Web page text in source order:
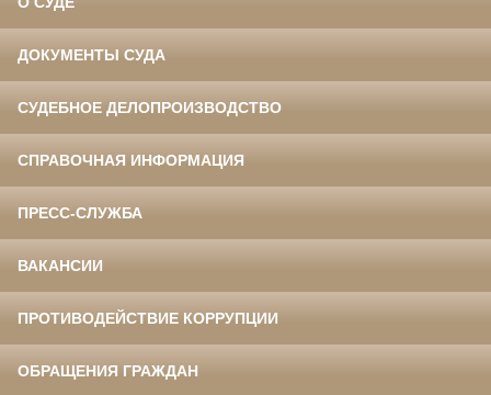
ДОКУМЕНТЫ СУДА
СУДЕБНОЕ ДЕЛОПРОИЗВОДСТВО
СПРАВОЧНАЯ ИНФОРМАЦИЯ
ПРЕСС-СЛУЖБА
ВАКАНСИИ
ПРОТИВОДЕЙСТВИЕ КОРРУПЦИИ
ОБРАЩЕНИЯ ГРАЖДАН